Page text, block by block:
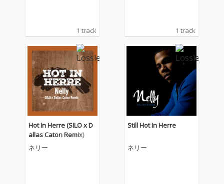
1 track 1 track
Hot In Herre (SILO x D
allas Caton Remix)
ネリー
Still Hot In Herre
ネリー